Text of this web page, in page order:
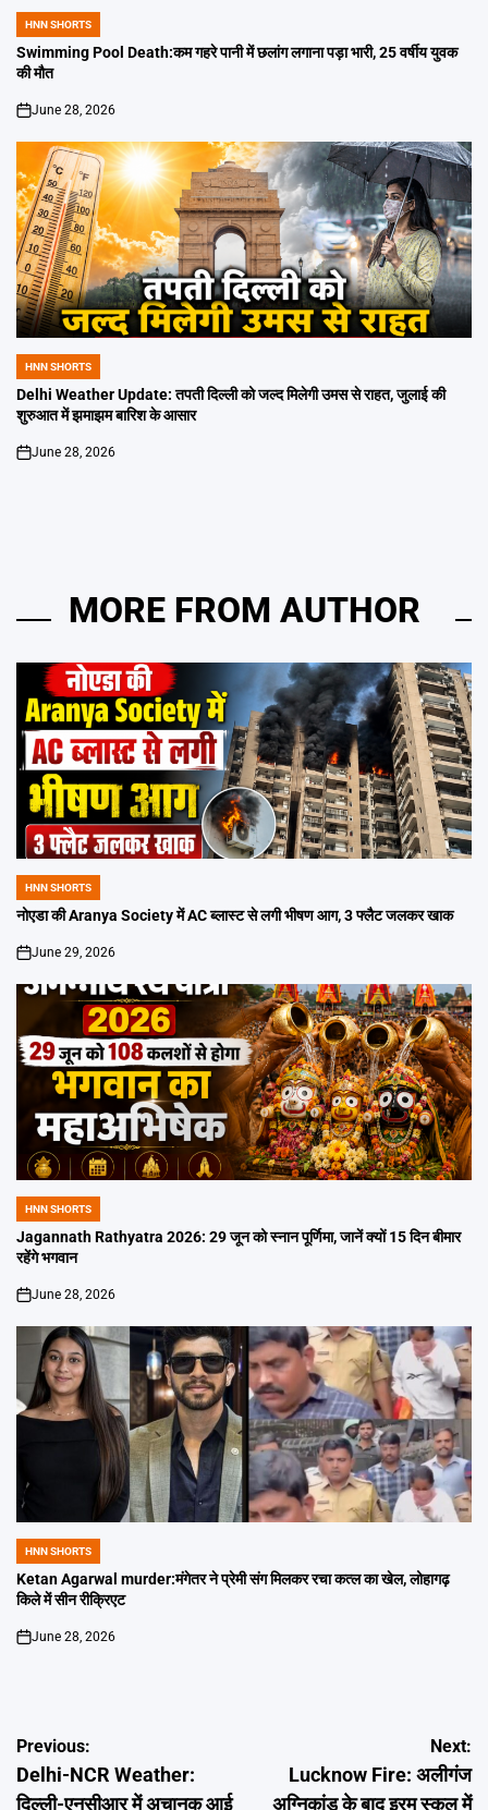
POSTED
IN
HNN SHORTS
Swimming Pool Death:कम गहरे पानी में छलांग लगाना पड़ा भारी, 25 वर्षीय युवक
की मौत
on
June 28, 2026
POSTED
IN
HNN SHORTS
Delhi Weather Update: तपती दिल्ली को जल्द मिलेगी उमस से राहत, जुलाई की
शुरुआत में झमाझम बारिश के आसार
on
June 28, 2026
MORE FROM AUTHOR
POSTED
IN
HNN SHORTS
नोएडा की Aranya Society में AC ब्लास्ट से लगी भीषण आग, 3 फ्लैट जलकर खाक
on
June 29, 2026
POSTED
IN
HNN SHORTS
Jagannath Rathyatra 2026: 29 जून को स्नान पूर्णिमा, जानें क्यों 15 दिन बीमार
रहेंगे भगवान
on
June 28, 2026
POSTED
IN
HNN SHORTS
Ketan Agarwal murder:मंगेतर ने प्रेमी संग मिलकर रचा कत्ल का खेल, लोहागढ़
किले में सीन रीक्रिएट
on
June 28, 2026
Post
navigation
Previous:
Delhi-NCR Weather:
दिल्ली-एनसीआर में अचानक आई
Next:
Lucknow Fire: अलीगंज
अग्निकांड के बाद इरम स्कूल में